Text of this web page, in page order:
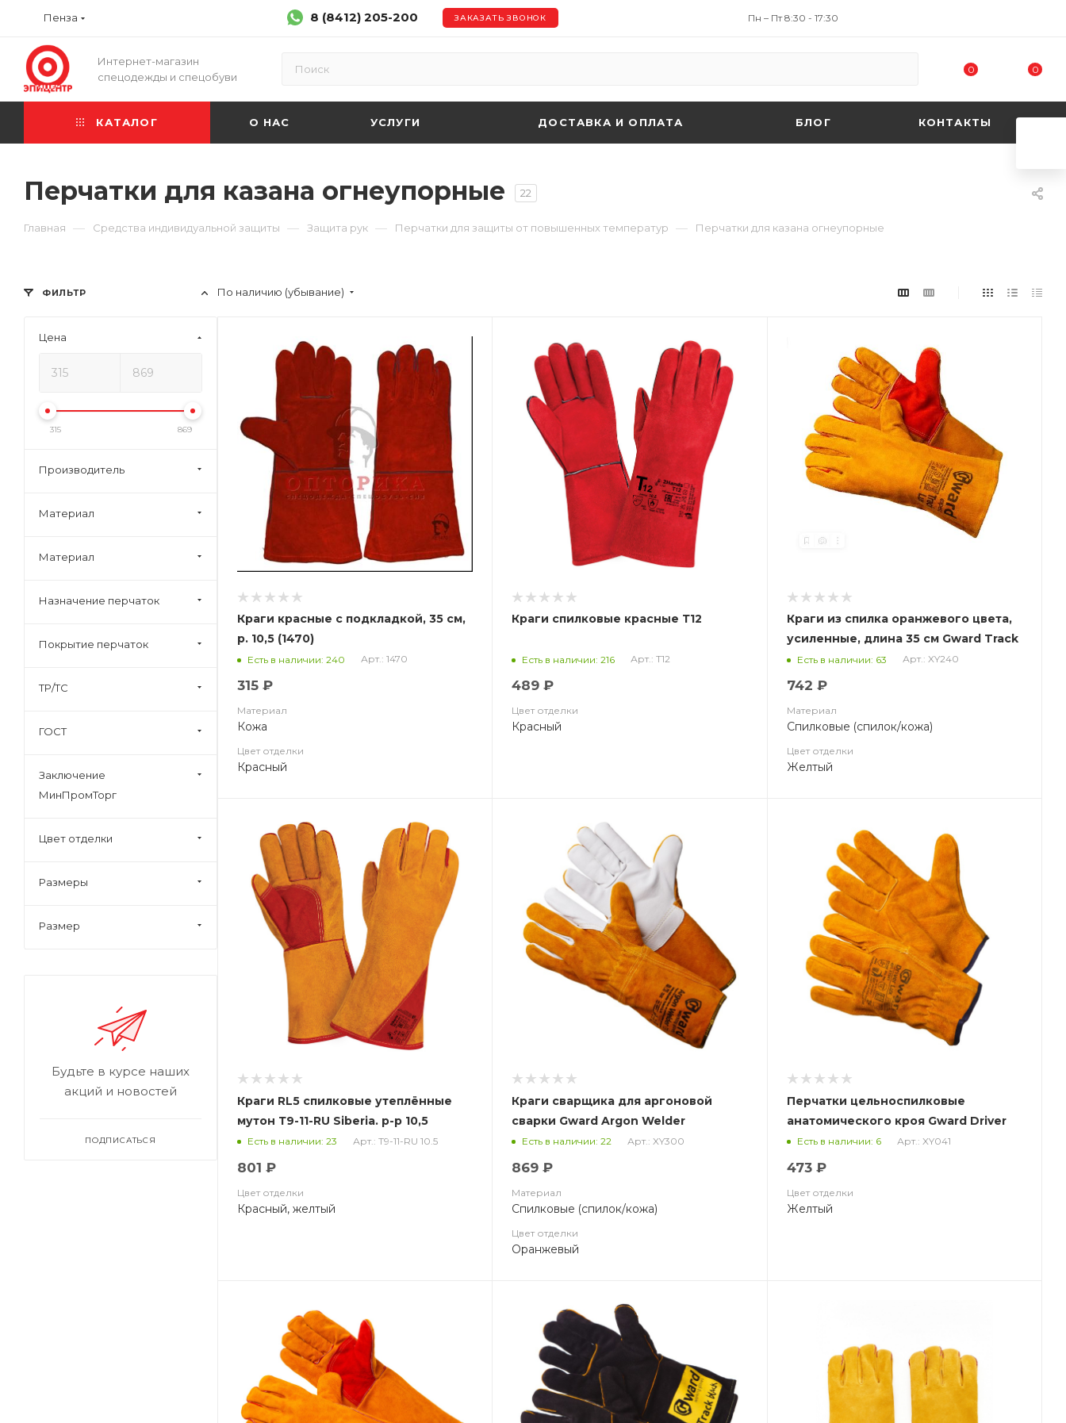
Пенза 8 (8412) 205-200 ЗАКАЗАТЬ ЗВОНОК Пн – Пт 8:30 - 17:30
Интернет-магазин
спецодежды и спецобуви
0 0
КАТАЛОГ О НАС УСЛУГИ ДОСТАВКА И ОПЛАТА БЛОГ КОНТАКТЫ
Перчатки для казана огнеупорные 22
Главная — Средства индивидуальной защиты — Защита рук — Перчатки для защиты от повышенных температур — Перчатки для казана огнеупорные
По наличию (убывание)
Краги красные с подкладкой, 35 см,
р. 10,5 (1470)
Есть в наличии: 240 Арт.: 1470
315 ₽
Материал
Кожа
Цвет отделки
Красный
Краги спилковые красные Т12
Есть в наличии: 216 Арт.: Т12
489 ₽
Цвет отделки
Красный
Краги из спилка оранжевого цвета,
усиленные, длина 35 см Gward Track
Lux р.XXL (11)
Есть в наличии: 63 Арт.: XY240
742 ₽
Материал
Спилковые (спилок/кожа)
Цвет отделки
Желтый
Краги RL5 спилковые утеплённые
мутон Т9-11-RU Siberia. р-р 10,5
Есть в наличии: 23 Арт.: Т9-11-RU 10.5
801 ₽
Цвет отделки
Красный, желтый
Краги сварщика для аргоновой
сварки Gward Argon Welder
Есть в наличии: 22 Арт.: XY300
869 ₽
Материал
Спилковые (спилок/кожа)
Цвет отделки
Оранжевый
Перчатки цельноспилковые
анатомического кроя Gward Driver
Lux, Размер: 10 (XL)
Есть в наличии: 6 Арт.: XY041
473 ₽
Цвет отделки
Желтый
ФИЛЬТР
Цена
315 869
Производитель
Материал
Материал
Назначение перчаток
Покрытие перчаток
ТР/ТС
ГОСТ
Заключение
МинПромТорг
Цвет отделки
Размеры
Размер
Будьте в курсе наших
акций и новостей
ПОДПИСАТЬСЯ